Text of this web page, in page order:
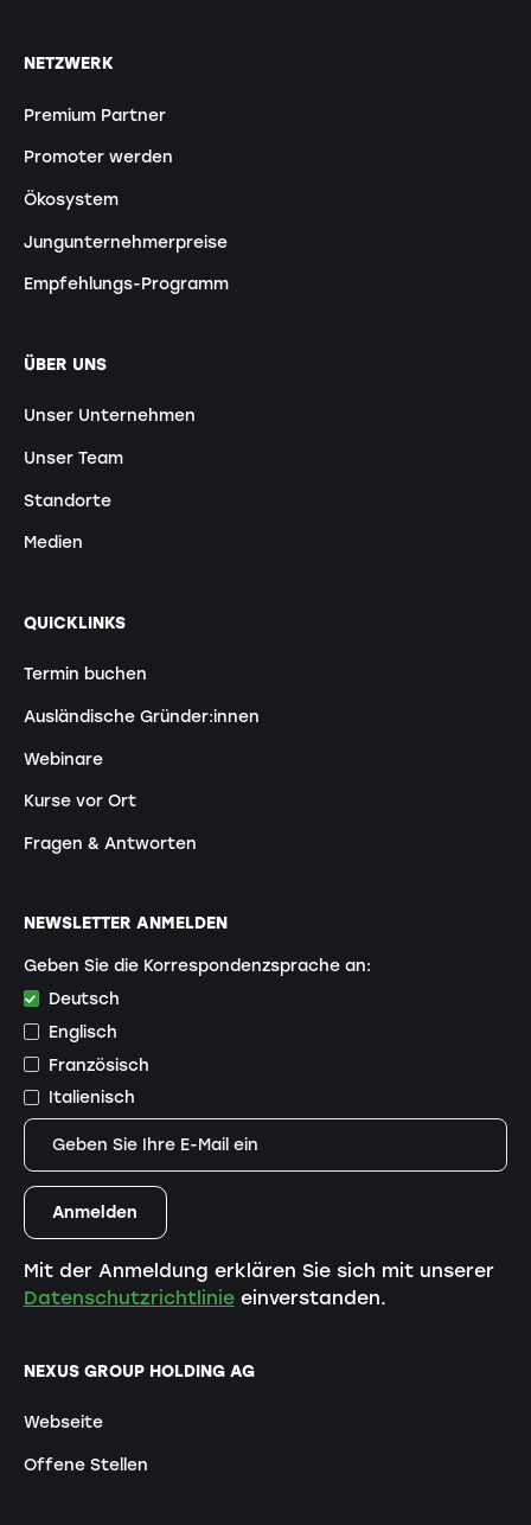
NETZWERK
Premium Partner
Promoter werden
Ökosystem
Jungunternehmerpreise
Empfehlungs-Programm
ÜBER UNS
Unser Unternehmen
Unser Team
Standorte
Medien
QUICKLINKS
Termin buchen
Ausländische Gründer:innen
Webinare
Kurse vor Ort
Fragen & Antworten
NEXUS GROUP HOLDING AG
Webseite
Offene Stellen
NEWSLETTER ANMELDEN
Geben Sie die Korrespondenzsprache an:
Deutsch
Englisch
Französisch
Italienisch
Mit der Anmeldung erklären Sie sich mit unserer
Datenschutzrichtlinieeinverstanden.